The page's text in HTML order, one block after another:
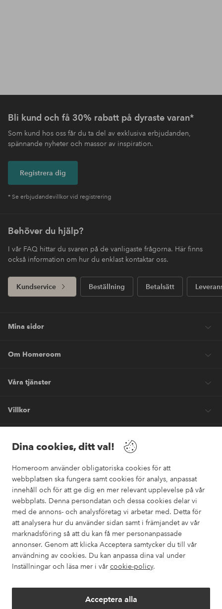
Dina cookies, ditt val!
Homeroom använder obligatoriska cookies för att
webbplatsen ska fungera samt cookies för analys, anpassat
innehåll och för att ge dig en mer relevant upplevelse på vår
webbplats. Denna persondatan och dessa cookies delar vi
med de annons- och analysföretag vi arbetar med. Detta för
att analysera hur du använder sidan samt i främjandet av vår
marknadsföring så att du kan få mer personanpassade
annonser. Genom att klicka Acceptera samtycker du till vår
användning av cookies. Du kan anpassa dina val under
Inställningar och läsa mer i vår cookie-policy.
Acceptera alla
Bli kund och få 30% rabatt på dyraste varan*
Som kund hos oss får du ta del av exklusiva erbjudanden,
spännande nyheter och massor av inspiration.
Registrera dig
* Se erbjudandevillkor vid registrering
Behöver du hjälp?
I vår FAQ hittar du svaren på de vanligaste frågorna. Här finns
också information om hur du enklast kontaktar oss.
Kundservice Beställning Betalsätt
Mina sidor
Om Homeroom
Våra tjänster
Villkor
Säkra betalningar
Vill du veta mer om våra betalalternativ ?
elpy